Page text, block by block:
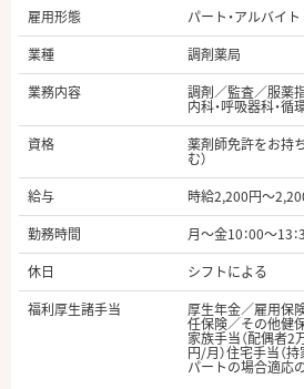
雇用形態
パート・アルバイト
業種
調剤薬局
業務内容
調剤／監査／服薬
内科・呼吸器科・循
資格
薬剤師免許をお持
む）
給与
時給2,200円～
勤務時間
月～金10：00～13
休日
シフトによる
福利厚生諸手当
厚生年金／雇用保
任保険／その他健
家族手当（配偶者2
円/月）住宅手当（
パートの場合適応